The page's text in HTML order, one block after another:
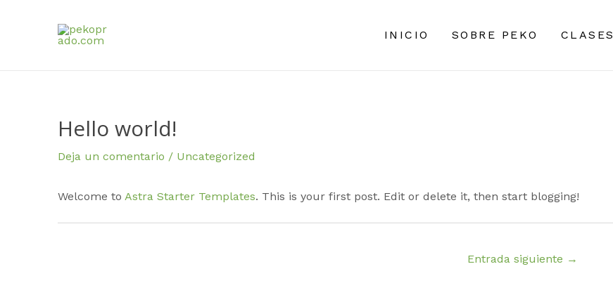
INICIO SOBRE PEKO CLASES
Hello world!
Deja un comentario / Uncategorized
Welcome to Astra Starter Templates. This is your first post. Edit or delete it, then start blogging!
de
entradas
Entrada siguiente →